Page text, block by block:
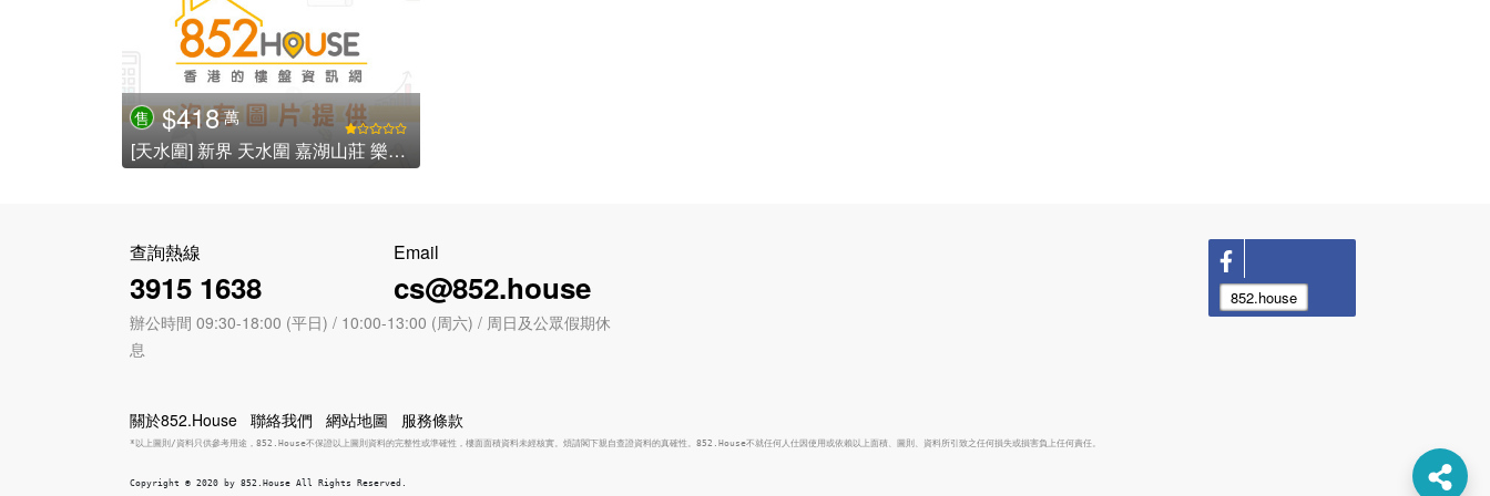
售 $418 萬
[天水圍] 新界 天水圍 嘉湖山莊 樂湖居 - 嘉湖新北江商場
查詢熱線
3915 1638
Email
cs@852.house
辦公時間 09:30-18:00 (平日) / 10:00-13:00 (周六) / 周日及公眾假期休
息
關於852.House 聯絡我們 網站地圖 服務條款
852.house
*以上圖則/資料只供參考用途，852.House不保證以上圖則資料的完整性或準確性，樓面面積資料未經核實。煩請閣下親自查證資料的真確性。852.House不就任何人仕因使用或依賴以上面積、圖則、資料所引致之任何損失或損害負上任何責任。
Copyright © 2020 by 852.House All Rights Reserved.